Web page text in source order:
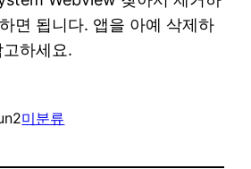
면 됩니다. 앱을 아예 삭제하
하세요.
미분류